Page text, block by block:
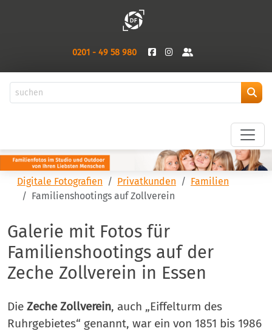
0201 - 49 58 980
Digitale Fotografien Privatkunden
Familien
Familienshootings auf Zollverein
Galerie mit Fotos für
Familienshootings auf der
Zeche Zollverein in Essen
Die Zeche Zollverein, auch „Eiffelturm des
Ruhrgebietes“ genannt, war ein von 1851 bis 1986